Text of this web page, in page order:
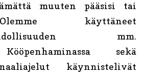
muuten pääsisi tai
käyttäneet
mm.
sekä
käynnistelivät